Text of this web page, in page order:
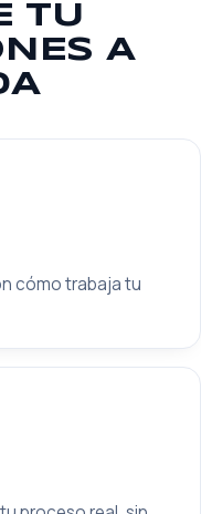
TU
A
cómo trabaja tu